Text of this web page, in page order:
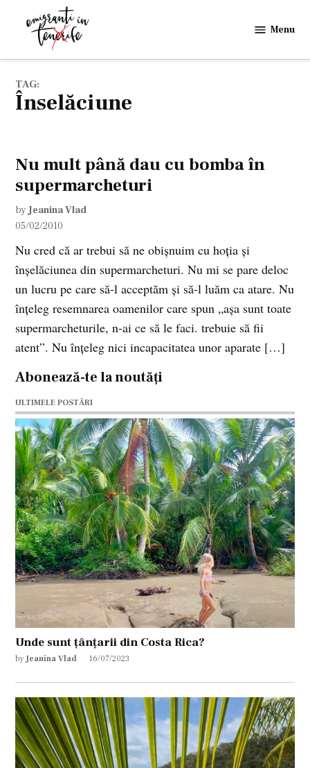
in
Menu
TAG:
înselăciune
Nu mult până dau cu bomba în
supermarcheturi
by Jeanina Vlad
05/02/2010
Nu cred că ar trebui să ne obişnuim cu hoţia şi
înşelăciunea din supermarcheturi. Nu mi se pare deloc
un lucru pe care să-l acceptăm şi să-l luăm ca atare. Nu
înţeleg resemnarea oamenilor care spun „aşa sunt toate
supermarcheturile, n-ai ce să le faci. trebuie să fii
atent”. Nu înţeleg nici incapacitatea unor aparate […]
Abonează-te la noutăți
ULTIMELE POSTĂRI
Unde sunt țânțarii din Costa Rica?
by Jeanina Vlad 16/07/2023